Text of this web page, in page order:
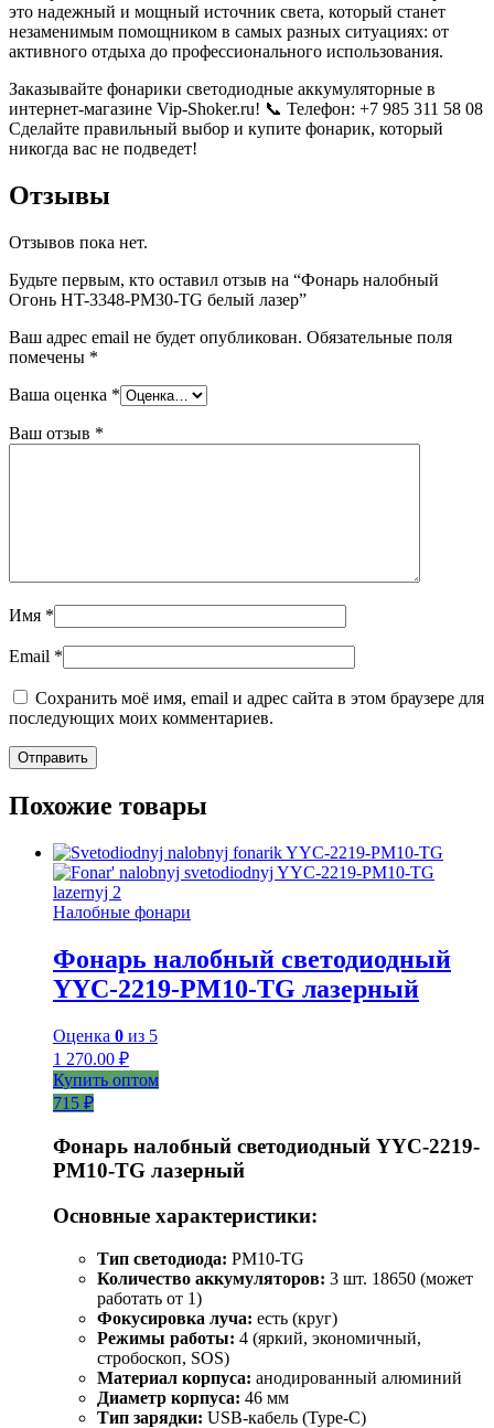
это надежный и мощный источник света, который станет
незаменимым помощником в самых разных ситуациях: от
активного отдыха до профессионального использования.
Заказывайте фонарики светодиодные аккумуляторные в
интернет-магазине Vip-Shoker.ru! 📞 Телефон: +7 985 311 58 08
Сделайте правильный выбор и купите фонарик, который
никогда вас не подведет!
Отзывы
Отзывов пока нет.
Будьте первым, кто оставил отзыв на “Фонарь налобный
Огонь HT-3348-PM30-TG белый лазер”
Ваш адрес email не будет опубликован. Обязательные поля
помечены *
Ваша оценка *
Ваш отзыв *
Имя *
Email *
Сохранить моё имя, email и адрес сайта в этом браузере для
последующих моих комментариев.
Похожие товары
Налобные фонари
Фонарь налобный светодиодный
YYC-2219-PM10-TG лазерный
Оценка 0 из 5
1 270.00 ₽
Купить оптом
715 ₽
Фонарь налобный светодиодный YYC-2219-
PM10-TG лазерный
Основные характеристики:
Тип светодиода: PM10-TG
Количество аккумуляторов: 3 шт. 18650 (может
работать от 1)
Фокусировка луча: есть (круг)
Режимы работы: 4 (яркий, экономичный,
стробоскоп, SOS)
Материал корпуса: анодированный алюминий
Диаметр корпуса: 46 мм
Тип зарядки: USB-кабель (Type-C)